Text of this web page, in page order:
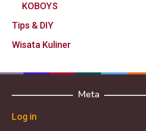
KOBOYS
Tips & DIY
Wisata Kuliner
Meta
Log in